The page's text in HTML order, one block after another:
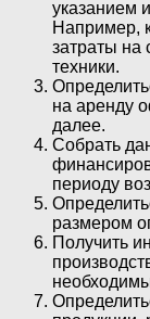
указанием
Например,
затраты на
техники.
на аренду
далее.
Собрать
периоду
размером
Получить